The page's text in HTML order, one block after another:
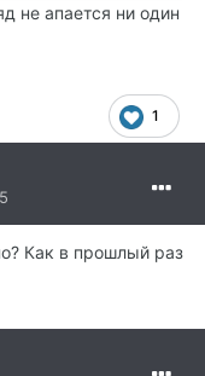
не апается ни один
1
Как в прошлый раз